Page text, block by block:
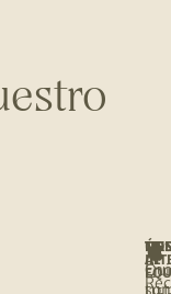
AL
TE
tu